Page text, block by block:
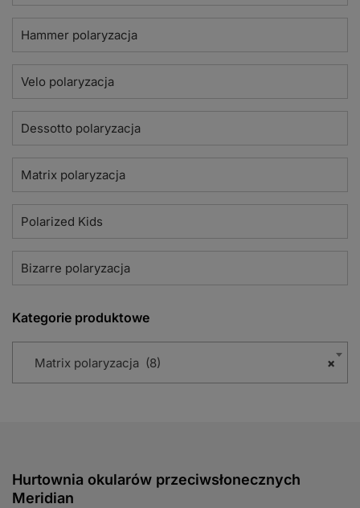
Hammer polaryzacja
Velo polaryzacja
Dessotto polaryzacja
Matrix polaryzacja
Polarized Kids
Bizarre polaryzacja
Kategorie produktowe
×
Matrix polaryzacja (8)
Hurtownia okularów przeciwsłonecznych
Meridian